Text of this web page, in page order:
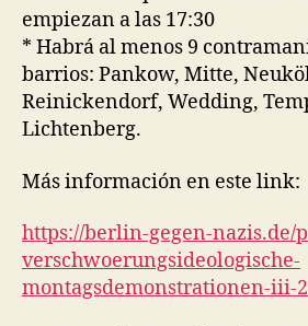
empiezan a las 17:30
* Habrá al menos 9
barrios: Pankow, Mitte,
Reinickendorf, Wedding,
Lichtenberg.
Más información en este link:
https://berlin-gegen-nazis.de/
verschwoerungsideologische-
montagsdemonstrationen-iii-